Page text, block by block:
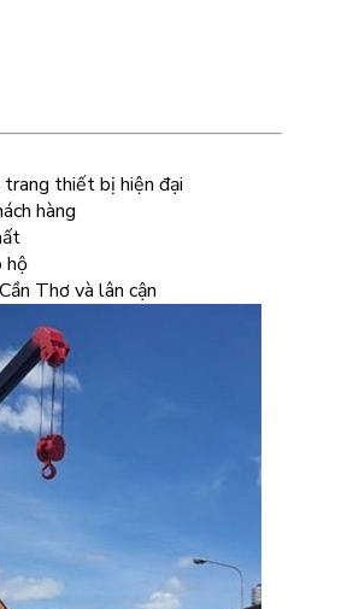
thiết bị hiện đại
hàng
hộ
Thơ và lân cận